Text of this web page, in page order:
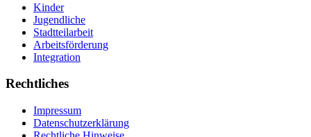
Kinder
Jugendliche
Stadtteilarbeit
Arbeitsförderung
Integration
Rechtliches
Impressum
Datenschutzerklärung